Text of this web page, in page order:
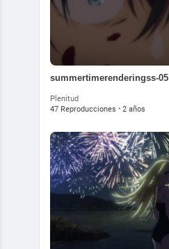
summertimerenderingss-05
Plenitud
47 Reproducciones · 2 años